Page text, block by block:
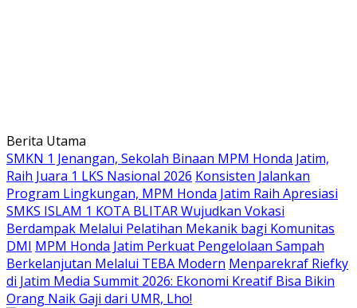
Langsung
ke
konten
Berita Utama
SMKN 1 Jenangan, Sekolah Binaan MPM Honda Jatim,
Raih Juara 1 LKS Nasional 2026 Konsisten Jalankan
Program Lingkungan, MPM Honda Jatim Raih Apresiasi
SMKS ISLAM 1 KOTA BLITAR Wujudkan Vokasi
Berdampak Melalui Pelatihan Mekanik bagi Komunitas
DMI MPM Honda Jatim Perkuat Pengelolaan Sampah
Berkelanjutan Melalui TEBA Modern Menparekraf Riefky
di Jatim Media Summit 2026: Ekonomi Kreatif Bisa Bikin
Orang Naik Gaji dari UMR, Lho!